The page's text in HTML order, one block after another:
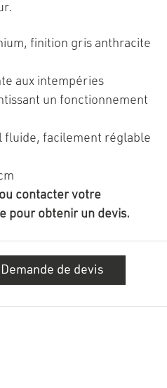
finition gris anthracite
aux intempéries
un fonctionnement
fluide, facilement réglable
contacter votre
pour obtenir un devis.
Demande de devis